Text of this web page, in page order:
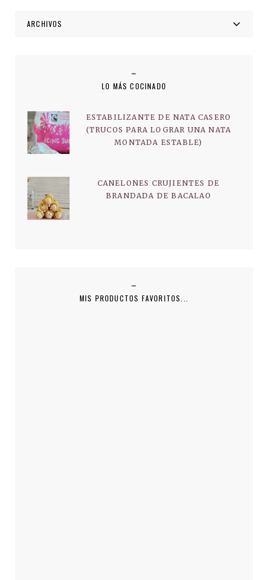
ARCHIVOS
LO MÁS COCINADO
ESTABILIZANTE DE NATA CASERO
(TRUCOS PARA LOGRAR UNA NATA
MONTADA ESTABLE)
CANELONES CRUJIENTES DE
BRANDADA DE BACALAO
MIS PRODUCTOS FAVORITOS...